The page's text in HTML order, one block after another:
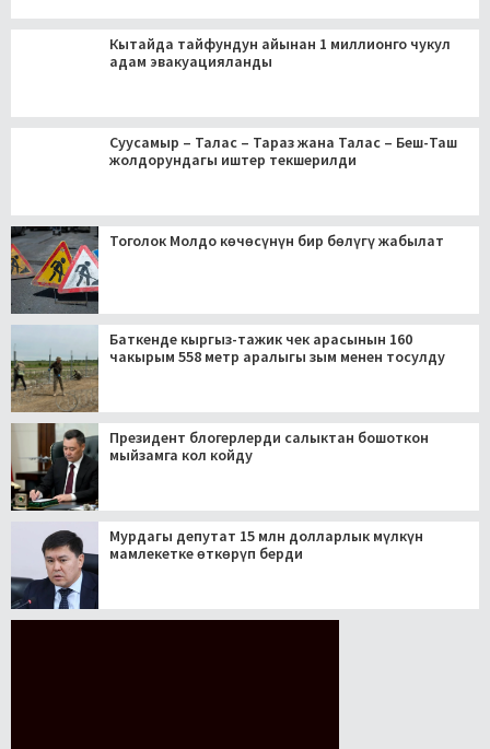
Кытайда тайфундун айынан 1 миллионго чукул
адам эвакуацияланды
Суусамыр – Талас – Тараз жана Талас – Беш-Таш
жолдорундагы иштер текшерилди
Тоголок Молдо көчөсүнүн бир бөлүгү жабылат
Баткенде кыргыз-тажик чек арасынын 160
чакырым 558 метр аралыгы зым менен тосулду
Президент блогерлерди салыктан бошоткон
мыйзамга кол койду
Мурдагы депутат 15 млн долларлык мүлкүн
мамлекетке өткөрүп берди